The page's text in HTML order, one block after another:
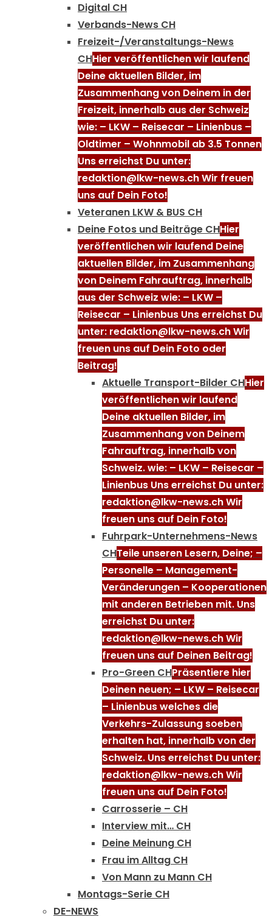
Digital CH
Verbands-News CH
Freizeit-/Veranstaltungs-News
CHHier veröffentlichen wir laufend
Deine aktuellen Bilder, im
Zusammenhang von Deinem in der
Freizeit, innerhalb aus der Schweiz
wie: – LKW – Reisecar – Linienbus –
Oldtimer – Wohnmobil ab 3.5 Tonnen
Uns erreichst Du unter:
redaktion@lkw-news.ch Wir freuen
uns auf Dein Foto!
Veteranen LKW & BUS CH
Deine Fotos und Beiträge CHHier
veröffentlichen wir laufend Deine
aktuellen Bilder, im Zusammenhang
von Deinem Fahrauftrag, innerhalb
aus der Schweiz wie: – LKW –
Reisecar – Linienbus Uns erreichst Du
unter: redaktion@lkw-news.ch Wir
freuen uns auf Dein Foto oder
Beitrag!
Aktuelle Transport-Bilder CHHier
veröffentlichen wir laufend
Deine aktuellen Bilder, im
Zusammenhang von Deinem
Fahrauftrag, innerhalb von
Schweiz. wie: – LKW – Reisecar –
Linienbus Uns erreichst Du unter:
redaktion@lkw-news.ch Wir
freuen uns auf Dein Foto!
Fuhrpark-Unternehmens-News
CHTeile unseren Lesern, Deine; –
Personelle – Management-
Veränderungen – Kooperationen
mit anderen Betrieben mit. Uns
erreichst Du unter:
redaktion@lkw-news.ch Wir
freuen uns auf Deinen Beitrag!
Pro-Green CHPräsentiere hier
Deinen neuen; – LKW – Reisecar
– Linienbus welches die
Verkehrs-Zulassung soeben
erhalten hat, innerhalb von der
Schweiz. Uns erreichst Du unter:
redaktion@lkw-news.ch Wir
freuen uns auf Dein Foto!
Carrosserie – CH
Interview mit… CH
Deine Meinung CH
Frau im Alltag CH
Von Mann zu Mann CH
Montags-Serie CH
DE-NEWS